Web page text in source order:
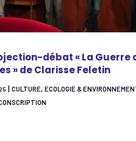
débat « La Guerre
» de Clarisse Feletin
|CULTURE,ECOLOGIE &